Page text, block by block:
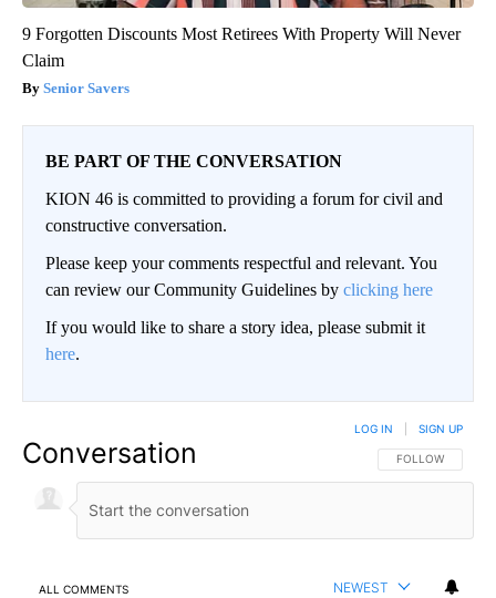
9 Forgotten Discounts Most Retirees With Property Will Never
Claim
Senior Savers
BE PART OF THE CONVERSATION
KION 46 is committed to providing a forum for civil and
constructive conversation.
Please keep your comments respectful and relevant. You
can review our Community Guidelines by clicking here
If you would like to share a story idea, please submit it
here.
Conversation FOLLOW THIS
FOLLOW
LOG IN SIGN UP
ALL COMMENTS NEWEST